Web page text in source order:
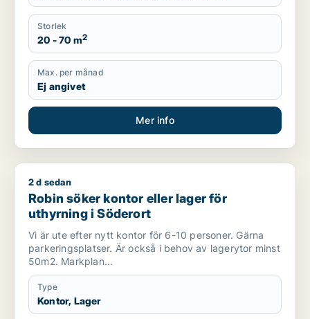
Storlek
20 - 70 m2
Max. per månad
Ej angivet
Mer info
Robin söker kontor eller lager för uthyrning i Söderort
2 d sedan
Robin söker kontor eller lager för
uthyrning i Söderort
Vi är ute efter nytt kontor för 6-10 personer. Gärna
parkeringsplatser. Är också i behov av lagerytor minst
50m2. Markplan...
Type
Kontor, Lager